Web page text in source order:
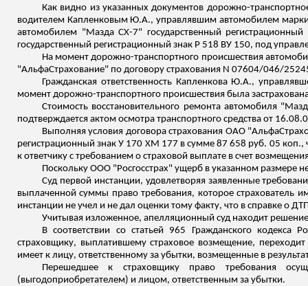
Как видно из указанных документов дорожно-
водителем Капленковым Ю.А., управлявшим автомобилем марки
автомобилем "Мазда СХ-7" государственный
государственный регистрационный знак Р 518 ВУ 150, под
На момент дорожно-транспортного происшествия
"АльфаСтрахование" по договору страхования N 07604/046/
Гражданская ответственность КапленковаЮ.А.,
момент дорожно-транспортного происшествия была
Стоимость восстановительного ремонта автомобиля
подтверждается актом осмотра транспортного средства от
Выполняя условия договора страхования ОАО
регистрационный знак У 170 ХМ 177 в сумме 87 658 руб. 05
к ответчику с требованием о страховой выплате в счет
Поскольку ООО "Росгосстрах" ущерб в указанном размере
Суд первой инстанции, удовлетворяя заявленные
выплаченной суммы право требования, которое страхователь
инстанции не учел и не дал оценки тому факту, что в справке о
Учитывая изложенное, апелляционный суд находит
В соответствии со статьей 965 Гражданского кодекса
страховщику, выплатившему страховое возмещение,
имеет к лицу, ответственному за убытки, возмещенные в
Перешедшее к страховщику право требования
(выгодоприобретателем) и лицом, ответственным за убытки.